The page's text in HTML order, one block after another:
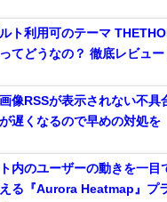
ト利用可のテーマ
てどうなの？ 徹底レビュー
像RSSが表示されない不具
遅くなるので早めの対処を
内のユーザーの動きを一目
る『Aurora Heatmap』プ